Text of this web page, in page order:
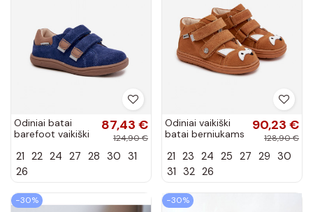
Odiniai batai
barefoot vaikiški
Bartek 8600366
tamsiai mėlynos
spalvos
87,43 €
124,90 €
21 22 24 27 28 30 31
26
Odiniai vaikiški
batai berniukams
Bartek 8632063
rudos spalvos
90,23 €
128,90 €
21 23 24 25 27 29 30
31 32 26
−30% −30%